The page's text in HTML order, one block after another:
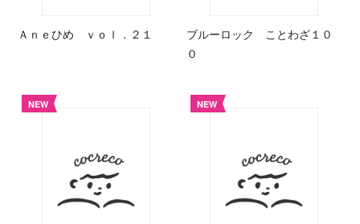
Ａｎｅひめ ｖｏｌ．２１
ブルーロック ことわざ１０
０
NEW NEW